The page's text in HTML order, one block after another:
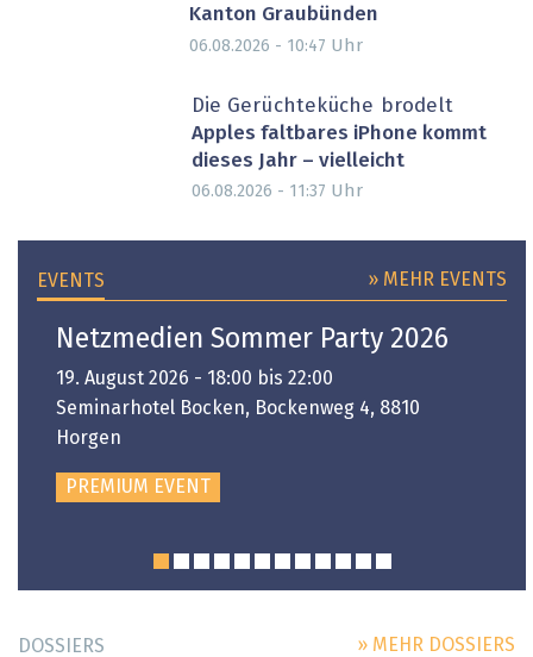
Kanton Graubünden
06.08.2026 - 10:47 Uhr
Die Gerüchteküche brodelt
Apples faltbares iPhone kommt
dieses Jahr – vielleicht
06.08.2026 - 11:37 Uhr
EVENTS » MEHR EVENTS
Netzmedien Sommer Party 2026
19. August 2026 - 18:00 bis 22:00
Seminarhotel Bocken, Bockenweg 4, 8810
Horgen
PREMIUM EVENT
DOSSIERS » MEHR DOSSIERS